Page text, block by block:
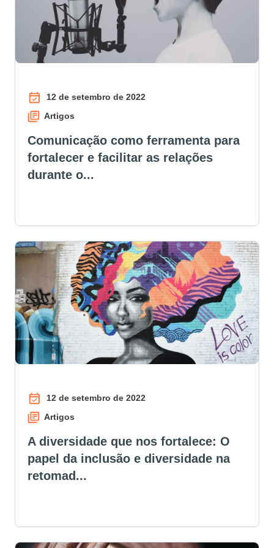
12 de setembro de 2022
Artigos
Comunicação como ferramenta para
fortalecer e facilitar as relações
durante o...
12 de setembro de 2022
Artigos
A diversidade que nos fortalece: O
papel da inclusão e diversidade na
retomad...